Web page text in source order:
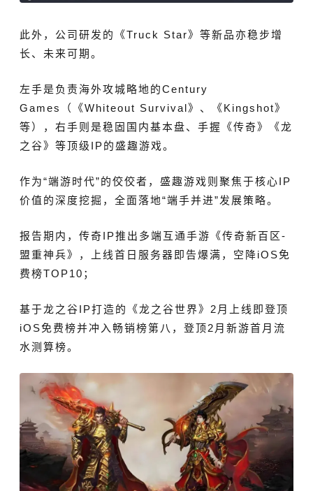
此外，公司研发的《Truck Star》等新品亦稳步增
长、未来可期。
左手是负责海外攻城略地的Century
Games
（《Whiteout Survival》、《 ‌Kingshot‌》
等），右手则是稳固国内基本盘、手握《传奇》《龙
之谷》等顶级IP的盛趣游戏。
作为“端游时代”的佼佼者，盛趣游戏则聚焦于核心IP
价值的深度挖掘，全面落地“端手并进”发展策略。
报告期内，传奇IP推出多端互通手游《传奇新百区-
盟重神兵》，上线首日服务器即告爆满，空降iOS免
费榜TOP10；
基于龙之谷IP打造的《龙之谷世界》2月上线即登顶
iOS免费榜并冲入畅销榜第八，登顶2月新游首月流
水测算榜。